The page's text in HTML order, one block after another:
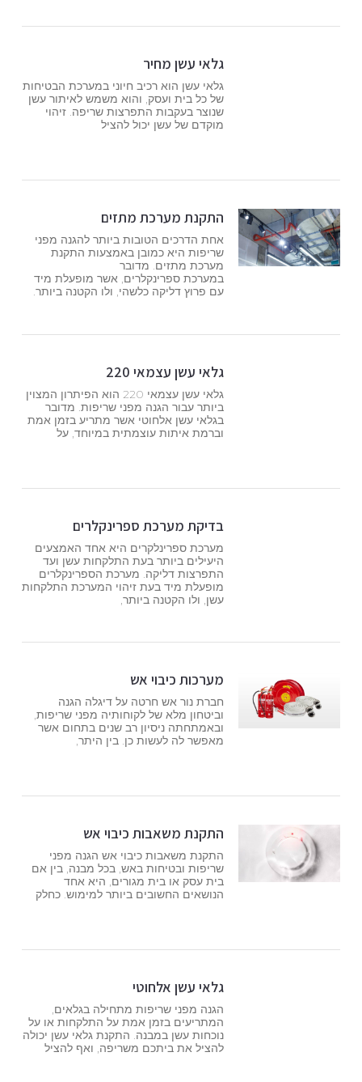
גלאי עשן מחיר
גלאי עשן הוא רכיב חיוני במערכת הבטיחות
של כל בית ועסק, והוא משמש לאיתור עשן
שנוצר בעקבות התפרצות שריפה. זיהוי
מוקדם של עשן יכול להציל
התקנת מערכת מתזים
אחת הדרכים הטובות ביותר להגנה מפני
שריפות היא כמובן באמצעות התקנת
מערכת מתזים. מדובר
במערכת ספרינקלרים, אשר מופעלת מיד
עם פרוץ דליקה כלשהי, ולו הקטנה ביותר.
גלאי עשן עצמאי 220
גלאי עשן עצמאי 220 הוא הפיתרון המצוין
ביותר עבור הגנה מפני שריפות. מדובר
בגלאי עשן אלחוטי אשר מתריע בזמן אמת
וברמת איתות עוצמתית במיוחד, על
בדיקת מערכת ספרינקלרים
מערכת ספרינלקרים היא אחד האמצעים
היעילים ביותר בעת התלקחות עשן ועד
התפרצות דליקה. מערכת הספרינקלרים
מופעלת מיד בעת זיהוי המערכת התלקחות
עשן, ולו הקטנה ביותר,
מערכות כיבוי אש
חברת נור אש חרטה על דיגלה הגנה
וביטחון מלא של לקוחותיה מפני שריפות,
ובאמתחתה ניסיון רב שנים בתחום אשר
מאפשר לה לעשות כן. בין היתר,
התקנת משאבות כיבוי אש
התקנת משאבות כיבוי אש הגנה מפני
שריפות ובטיחות באש, בכל מבנה, בין אם
בית עסק או בית מגורים, היא אחד
הנושאים החשובים ביותר למימוש. כחלק
גלאי עשן אלחוטי
הגנה מפני שריפות מתחילה בגלאים,
המתריעים בזמן אמת על התלקחות או על
נוכחות עשן במבנה. התקנת גלאי עשן יכולה
להציל את ביתכם משריפה, ואף להציל